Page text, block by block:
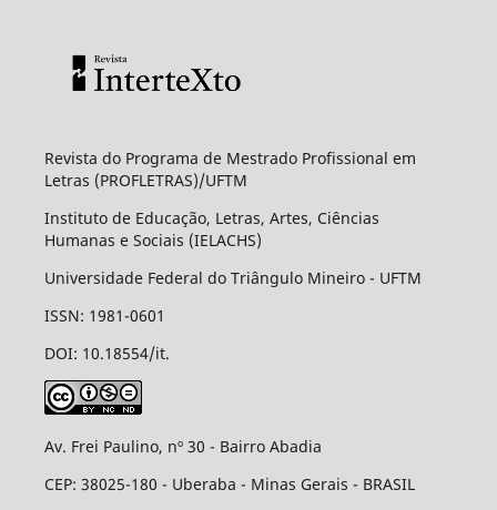
Revista do Programa de Mestrado Profissional em
Letras (PROFLETRAS)/UFTM
Instituto de Educação, Letras, Artes, Ciências
Humanas e Sociais (IELACHS)
Universidade Federal do Triângulo Mineiro - UFTM
ISSN: 1981-0601
DOI: 10.18554/it.
Av. Frei Paulino, nº 30 - Bairro Abadia
CEP: 38025-180 - Uberaba - Minas Gerais - BRASIL